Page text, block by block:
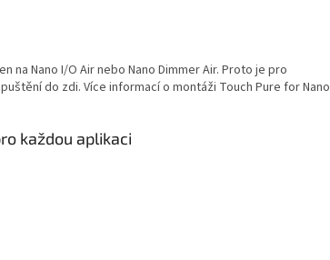
na Nano I/O Air nebo Nano Dimmer Air. Proto je pro
do zdi. Více informací o montáži Touch Pure for Nano
každou aplikaci